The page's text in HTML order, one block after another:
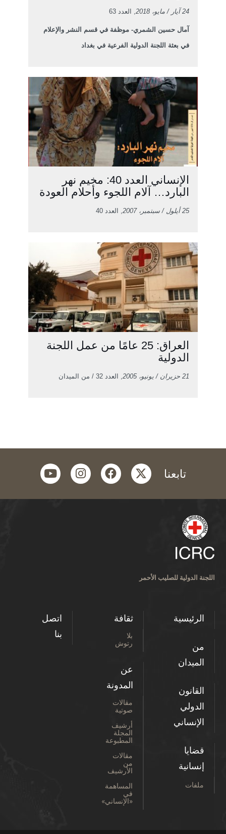
24 آيار / مايو، 2018 , العدد 63
آمال حسين الشمري- موظفة في قسم النشر والإعلام
في بعثة اللجنة الدولية الفرعية في بغداد
الإنساني العدد 40: مخيم نهر
البارد… آلام اللجوء وأحلام العودة
25 أيلول / سبتمبر، 2007 , العدد 40
العراق: 25 عامًا من عمل اللجنة
الدولية
21 حزيران / يونيو، 2005 , العدد 32 / من الميدان
تابعنا twitter
facebook
instagram
youtube
اللجنة الدولية للصليب الأحمر
الرئيسية
من
الميدان
القانون
الدولي
الإنساني
قضايا
إنسانية
ملفات
ثقافة
بلا
رتوش
عن
المدونة
مقالات
صوتية
أرشيف
المجلة
المطبوعة
مقالات
من
الأرشيف
المساهمة
في
«الإنساني»
اتصل
بنا